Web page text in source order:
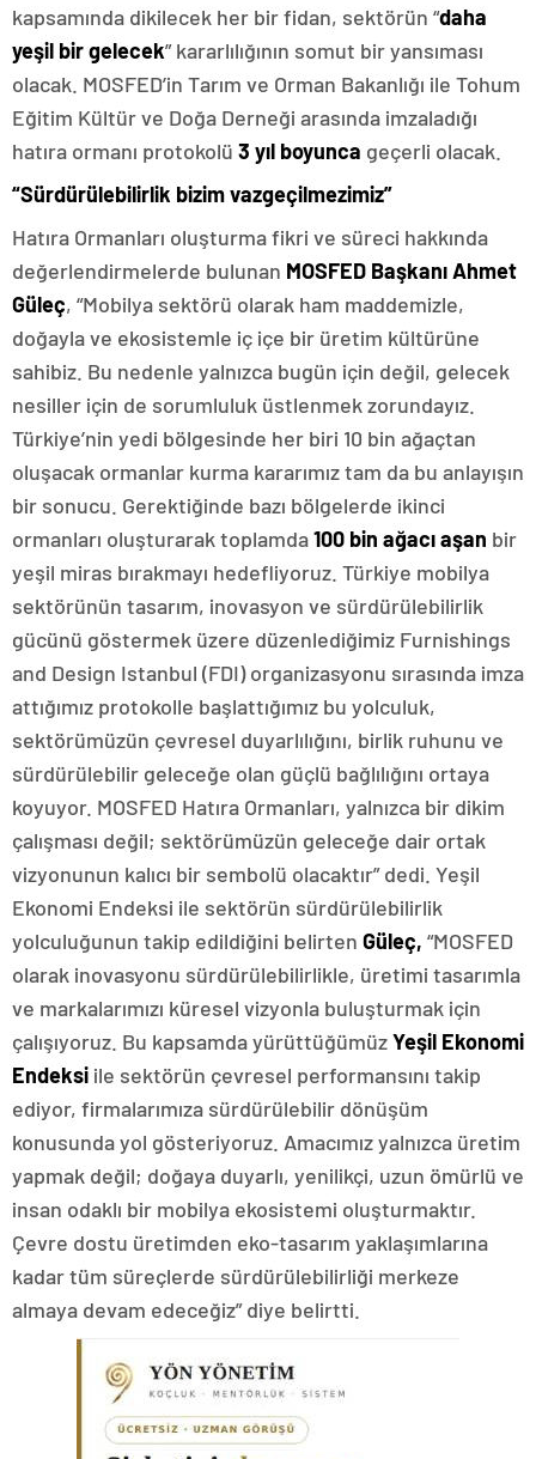
kapsamında dikilecek her bir fidan, sektörün “daha
yeşil bir gelecek” kararlılığının somut bir yansıması
olacak. MOSFED’in Tarım ve Orman Bakanlığı ile Tohum
Eğitim Kültür ve Doğa Derneği arasında imzaladığı
hatıra ormanı protokolü 3 yıl boyunca geçerli olacak.
“Sürdürülebilirlik bizim vazgeçilmezimiz”
Hatıra Ormanları oluşturma fikri ve süreci hakkında
değerlendirmelerde bulunan MOSFED Başkanı Ahmet
Güleç, “Mobilya sektörü olarak ham maddemizle,
doğayla ve ekosistemle iç içe bir üretim kültürüne
sahibiz. Bu nedenle yalnızca bugün için değil, gelecek
nesiller için de sorumluluk üstlenmek zorundayız.
Türkiye’nin yedi bölgesinde her biri 10 bin ağaçtan
oluşacak ormanlar kurma kararımız tam da bu anlayışın
bir sonucu. Gerektiğinde bazı bölgelerde ikinci
ormanları oluşturarak toplamda100 bin ağacı aşan bir
yeşil miras bırakmayı hedefliyoruz. Türkiye mobilya
sektörünün tasarım, inovasyon ve sürdürülebilirlik
gücünü göstermek üzere düzenlediğimiz Furnishings
and Design Istanbul (FDI) organizasyonu sırasında imza
attığımız protokolle başlattığımız bu yolculuk,
sektörümüzün çevresel duyarlılığını, birlik ruhunu ve
sürdürülebilir geleceğe olan güçlü bağlılığını ortaya
koyuyor. MOSFED Hatıra Ormanları, yalnızca bir dikim
çalışması değil; sektörümüzün geleceğe dair ortak
vizyonunun kalıcı bir sembolü olacaktır” dedi. Yeşil
Ekonomi Endeksi ile sektörün sürdürülebilirlik
yolculuğunun takip edildiğini belirten Güleç, “MOSFED
olarak inovasyonu sürdürülebilirlikle, üretimi tasarımla
ve markalarımızı küresel vizyonla buluşturmak için
çalışıyoruz. Bu kapsamda yürüttüğümüzYeşil Ekonomi
Endeksi ile sektörün çevresel performansını takip
ediyor, firmalarımıza sürdürülebilir dönüşüm
konusunda yol gösteriyoruz. Amacımız yalnızca üretim
yapmak değil; doğaya duyarlı, yenilikçi, uzun ömürlü ve
insan odaklı bir mobilya ekosistemi oluşturmaktır.
Çevre dostu üretimden eko-tasarım yaklaşımlarına
kadar tüm süreçlerde sürdürülebilirliği merkeze
almaya devam edeceğiz” diye belirtti.